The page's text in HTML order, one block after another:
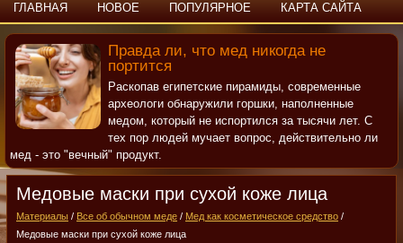
ГЛАВНАЯ НОВОЕ ПОПУЛЯРНОЕ КАРТА САЙТА
ПОИСК КОНТАКТЫ
Правда ли, что мед никогда не
портится
Раскопав египетские пирамиды, современные
археологи обнаружили горшки, наполненные
медом, который не испортился за тысячи лет. С
тех пор людей мучает вопрос, действительно ли
мед - это "вечный" продукт.
Медовые маски при сухой коже лица
Материалы / Все об обычном меде / Мед как косметическое средство /
Медовые маски при сухой коже лица